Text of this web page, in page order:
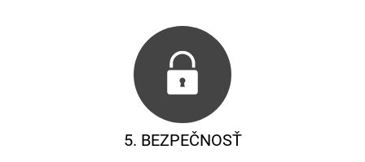
5. BEZPEČNOSŤ